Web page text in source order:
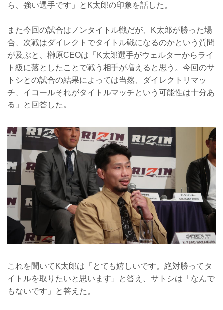
ら、強い選手です」とK太郎の印象を話した。
また今回の試合はノンタイトル戦だが、K太郎が勝った場
合、次戦はダイレクトでタイトル戦になるのかという質問
が及ぶと、榊原CEOは「K太郎選手がウェルターからライ
ト級に落としたことで戦う相手が増えると思う。今回のサ
トシとの試合の結果によっては当然、ダイレクトリマッ
チ、イコールそれがタイトルマッチという可能性は十分あ
る」と回答した。
これを聞いてK太郎は「とても嬉しいです。絶対勝ってタ
イトルを取りたいと思います」と答え、サトシは「なんで
もないです」と答えた。